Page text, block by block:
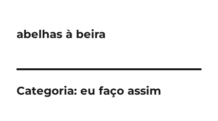
abelhas à beira
Categoria:eu faço assim